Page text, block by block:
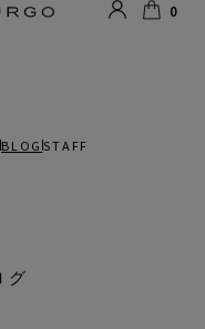
る
0
BLOG STAFF
グ